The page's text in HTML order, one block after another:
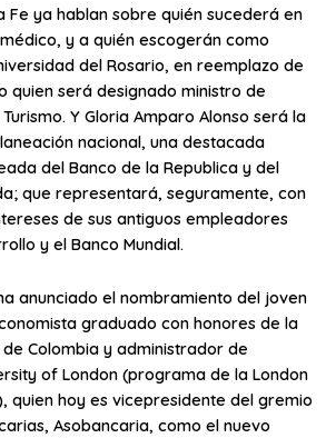
Fe ya hablan sobre quién sucederá en
y a quién escogerán como
del Rosario, en reemplazo de
quien será designado ministro de
Y Gloria Amparo Alonso será la
nacional, una destacada
del Banco de la Republica y del
que representará, seguramente, con
de sus antiguos empleadores
y el Banco Mundial.
anunciado el nombramiento del joven
graduado con honores de la
Colombia y administrador de
of London (programa de la London
quien hoy es vicepresidente del gremio
Asobancaria, como el nuevo